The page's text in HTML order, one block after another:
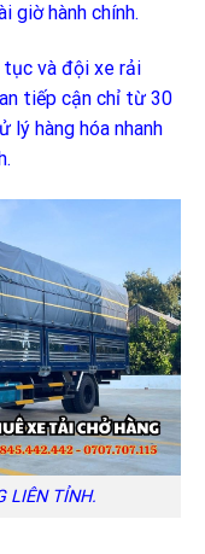
giờ hành chính.
và đội xe rải
tiếp cận chỉ từ 30
hàng hóa nhanh
LIÊN TỈNH.